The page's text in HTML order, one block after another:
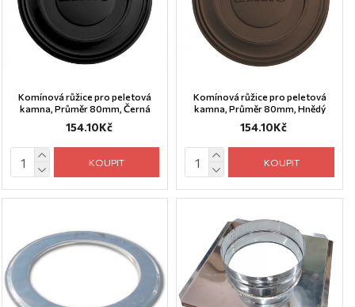
Komínová růžice pro peletová
kamna, Průměr 80mm, Černá
154.10Kč
KOUPIT
Komínová růžice pro peletová
kamna, Průměr 80mm, Hnědý
154.10Kč
KOUPIT